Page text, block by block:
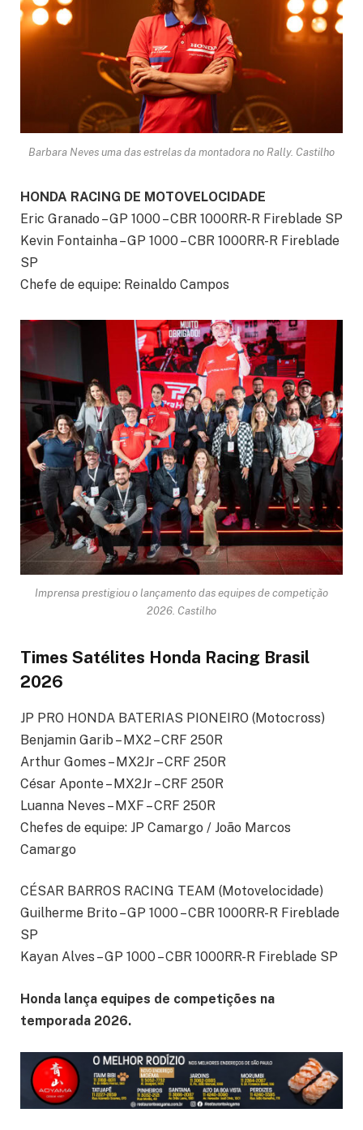
Barbara Neves uma das estrelas da montadora no Rally. Castilho
HONDA RACING DE MOTOVELOCIDADE
Eric Granado – GP 1000 – CBR 1000RR-R Fireblade SP
Kevin Fontainha – GP 1000 – CBR 1000RR-R Fireblade
SP
Chefe de equipe: Reinaldo Campos
Imprensa prestigiou o lançamento das equipes de competição
2026. Castilho
Times Satélites Honda Racing Brasil
2026
JP PRO HONDA BATERIAS PIONEIRO (Motocross)
Benjamin Garib – MX2 – CRF 250R
Arthur Gomes – MX2Jr – CRF 250R
César Aponte – MX2Jr – CRF 250R
Luanna Neves – MXF – CRF 250R
Chefes de equipe: JP Camargo / João Marcos
Camargo
CÉSAR BARROS RACING TEAM (Motovelocidade)
Guilherme Brito – GP 1000 – CBR 1000RR-R Fireblade
SP
Kayan Alves – GP 1000 – CBR 1000RR-R Fireblade SP
Honda lança equipes de competições na
temporada 2026.